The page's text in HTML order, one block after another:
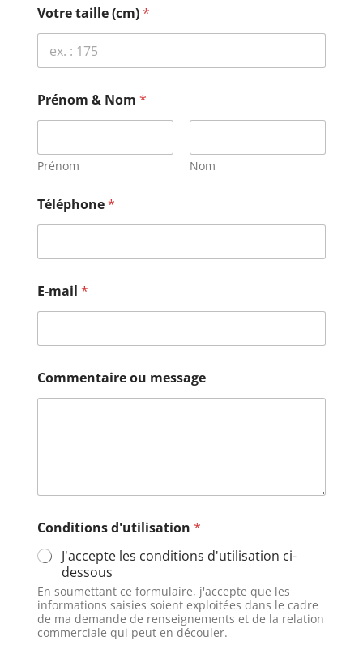
Votre taille (cm)*
Prénom & Nom *
Prénom Nom
o
u
a
t
é
)
r
n
Téléphone*
E-mail *
Commentaire ou message
Conditions d'utilisation *
J'accepte les conditions d'utilisation ci-
dessous
En soumettant ce formulaire, j'accepte que les
informations saisies soient exploitées dans le cadre
de ma demande de renseignements et de la relation
commerciale qui peut en découler.